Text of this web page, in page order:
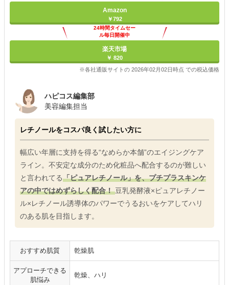
Amazon
￥792
24時間タイムセー
ル毎日開催中
楽天市場
￥ 820
※各社通販サイトの 2026年02月02日時点 での税込価格
ハピコス編集部
美容編集担当
レチノールをコスパ良く試したい方に
幅広い年層に支持を得る“なめらか本舗”のエイジングケア
ライン。不安定な成分のため化粧品へ配合するのが難しい
と言われてる「ピュアレチノール」を、プチプラスキンケ
アの中ではめずらしく配合！豆乳発酵液×ピュアレチノー
ル×レチノール誘導体のパワーでうるおいをケアしてハリ
のある肌を目指します。
おすすめ肌質 乾燥肌
アプローチできる
肌悩み
乾燥、ハリ